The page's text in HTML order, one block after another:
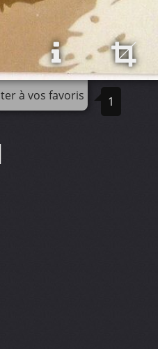
à vos favoris 1